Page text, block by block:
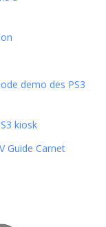
demo des PS3
kiosk
Guide Carnet